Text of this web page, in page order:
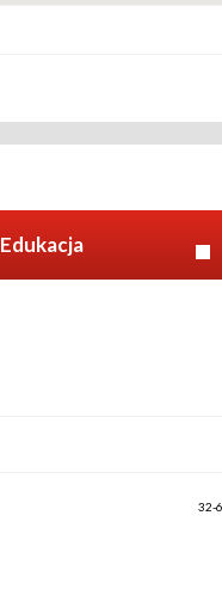
Edukacja
32-